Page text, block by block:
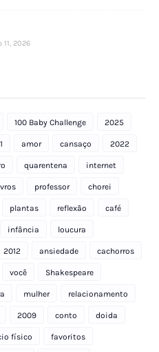
2026
100 Baby Challenge 2025
amor cansaço 2022
quarentena internet
professor chorei
plantas reflexão café
infância loucura
2012 ansiedade cachorros
você Shakespeare
mulher relacionamento
2009 conto doida
físico favoritos